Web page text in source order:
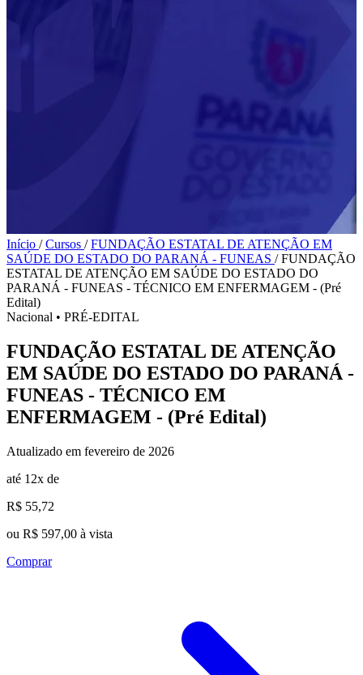
Início / Cursos / FUNDAÇÃO ESTATAL DE ATENÇÃO EM
SAÚDE DO ESTADO DO PARANÁ - FUNEAS / FUNDAÇÃO
ESTATAL DE ATENÇÃO EM SAÚDE DO ESTADO DO
PARANÁ - FUNEAS - TÉCNICO EM ENFERMAGEM - (Pré
Edital)
Nacional • PRÉ-EDITAL
FUNDAÇÃO ESTATAL DE ATENÇÃO
EM SAÚDE DO ESTADO DO PARANÁ -
FUNEAS - TÉCNICO EM
ENFERMAGEM - (Pré Edital)
Atualizado em fevereiro de 2026
até 12x de
R$ 55,72
ou R$ 597,00 à vista
Comprar